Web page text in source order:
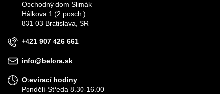
VÁŠ E-MAIL
Obchodný dom Slimák
Hálkova 1 (2.posch.)
831 03 Bratislava, SR
+421 907 426 661
info@belora.sk
Otevírací hodiny
Pondělí-Středa 8.30-16.00